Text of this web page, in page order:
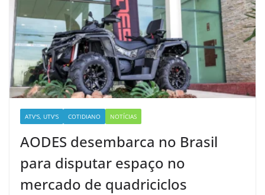
ATV'S, UTV'S COTIDIANO NOTÍCIAS
AODES desembarca no Brasil
para disputar espaço no
mercado de quadriciclos